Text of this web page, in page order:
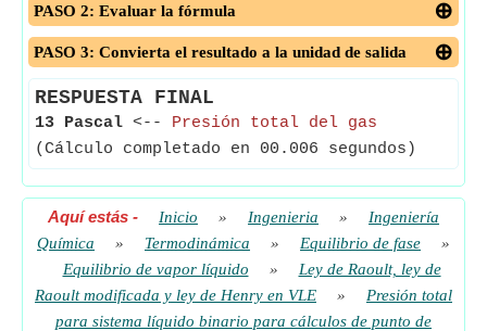
PASO 2: Evaluar la fórmula
PASO 3: Convierta el resultado a la unidad de salida
RESPUESTA FINAL
13 Pascal <-- Presión total del gas
(Cálculo completado en 00.006 segundos)
Aquí estás - Inicio » Ingenieria »
Ingeniería
Química
» Termodinámica » Equilibrio de fase
»
Equilibrio de vapor líquido
»
Ley de Raoult, ley de
Raoult modificada y ley de Henry en VLE
»
Presión total
para sistema líquido binario para cálculos de punto de